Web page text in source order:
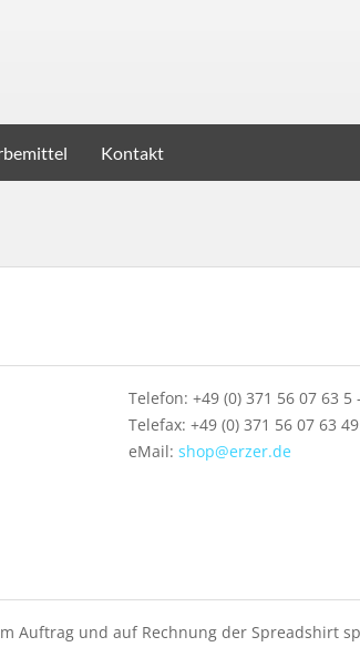
Kontakt
Telefon: +49 (0) 371 56 07 63 5
Telefax: +49 (0) 371 56 07 63 49
eMail: shop@erzer.de
und auf Rechnung der Spreadshirt